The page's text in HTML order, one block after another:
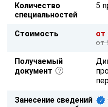
Количество
специальностей
5
Стоимость от
от
Получаемый
документ
Занесение сведений